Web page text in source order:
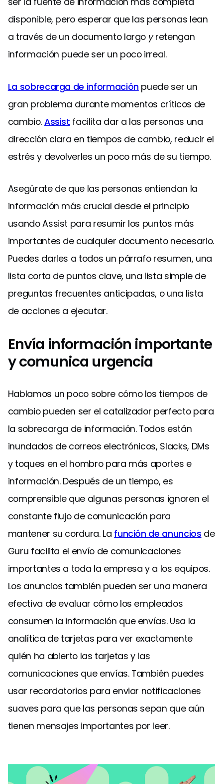
disponible, pero esperar que las personas lean
a través de un documento largo yretengan
información puede ser un poco irreal.
La sobrecarga de información puede ser un
gran problema durante momentos críticos de
cambio.Assist facilita dar a las personas una
dirección clara en tiempos de cambio, reducir el
estrés y devolverles un poco más de su tiempo.
Asegúrate de que las personas entiendan la
información más crucial desde el principio
usando Assist para resumir los puntos más
importantes de cualquier documento necesario.
Puedes darles a todos un párrafo resumen, una
lista corta de puntos clave, una lista simple de
preguntas frecuentes anticipadas, o una lista
de acciones a ejecutar.
Envía información importante
y comunica urgencia
Hablamos un poco sobre cómo los tiempos de
cambio pueden ser el catalizador perfecto para
la sobrecarga de información. Todos están
inundados de correos electrónicos, Slacks, DMs
y toques en el hombro para más aportes e
información. Después de un tiempo, es
comprensible que algunas personas ignoren el
constante flujo de comunicación para
mantener su cordura. La función de anuncios de
Guru facilita el envío de comunicaciones
importantes a toda la empresa y a los equipos.
Los anuncios también pueden ser una manera
efectiva de evaluar cómo los empleados
consumen la información que envías. Usa la
analítica de tarjetas para ver exactamente
quién ha abierto las tarjetas y las
comunicaciones que envías. También puedes
usar recordatorios para enviar notificaciones
suaves para que las personas sepan que aún
tienen mensajes importantes por leer.